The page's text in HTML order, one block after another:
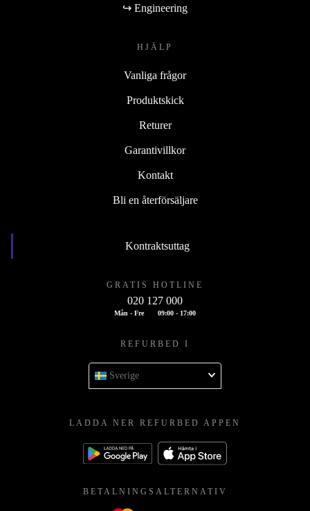
↪ Engineering
HJÄLP
Vanliga frågor
Produktskick
Returer
Garantivillkor
Kontakt
Bli en återförsäljare
Kontraktsuttag
GRATIS HOTLINE
020 127 000
Mån - Fre 09:00 - 17:00
REFURBED I
Sverige
LADDA NER REFURBED APPEN
BETALNINGSALTERNATIV